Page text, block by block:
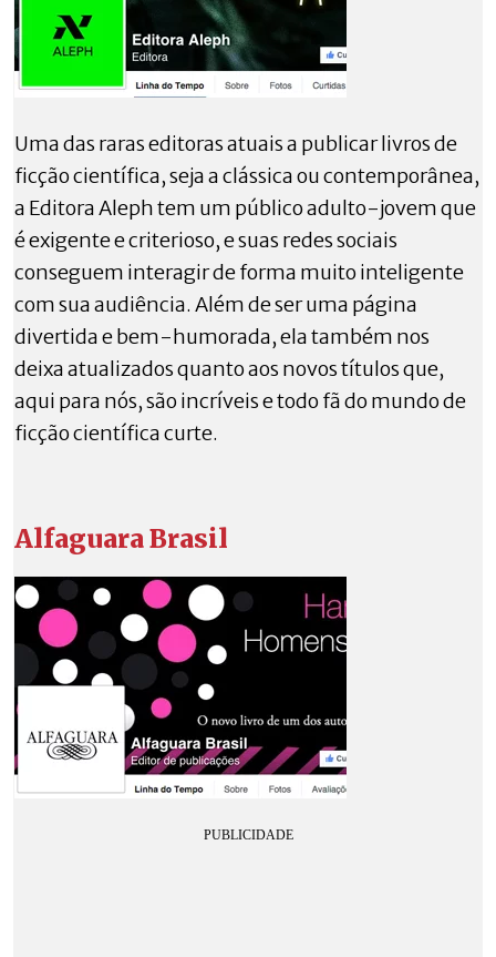
Uma das raras editoras atuais a publicar livros de
ficção científica, seja a clássica ou contemporânea,
a Editora Aleph tem um público adulto-jovem que
é exigente e criterioso, e suas redes sociais
conseguem interagir de forma muito inteligente
com sua audiência. Além de ser uma página
divertida e bem-humorada, ela também nos
deixa atualizados quanto aos novos títulos que,
aqui para nós, são incríveis e todo fã do mundo de
ficção científica curte.
Alfaguara Brasil